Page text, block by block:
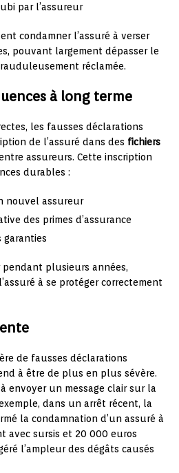
par l’assureur
condamner l’assuré à verser
pouvant largement dépasser le
réclamée.
à long terme
les fausses déclarations
de l’assuré dans des fichiers
assureurs. Cette inscription
durables :
nouvel assureur
des primes d’assurance
garanties
plusieurs années,
à se protéger correctement
de fausses déclarations
à être de plus en plus sévère.
envoyer un message clair sur la
dans un arrêt récent, la
la condamnation d’un assuré à
avec sursis et 20 000 euros
l’ampleur des dégâts causés